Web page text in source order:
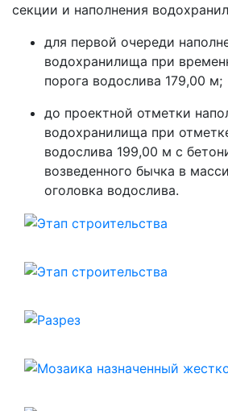
секции и наполнения
для первой очереди
водохранилища при
порога водослива 179,00 м;
до проектной отметки
водохранилища при
водослива 199,00 м с
возведенного бычка в
оголовка водослива.